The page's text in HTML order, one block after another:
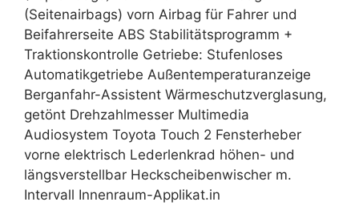
(Seitenairbags) vorn Airbag für Fahrer und
Beifahrerseite ABS Stabilitätsprogramm +
Traktionskontrolle Getriebe: Stufenloses
Automatikgetriebe Außentemperaturanzeige
Berganfahr-Assistent Wärmeschutzverglasung,
getönt Drehzahlmesser Multimedia
Audiosystem Toyota Touch 2 Fensterheber
vorne elektrisch Lederlenkrad höhen- und
längsverstellbar Heckscheibenwischer m.
Intervall Innenraum-Applikat.in